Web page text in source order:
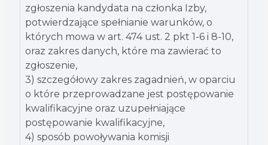
zgłoszenia kandydata na członka Izby,
potwierdzające spełnianie warunków, o
których mowa w art. 474 ust. 2 pkt 1-6 i 8-10,
oraz zakres danych, które ma zawierać to
zgłoszenie,
3) szczegółowy zakres zagadnień, w oparciu
o które przeprowadzane jest postępowanie
kwalifikacyjne oraz uzupełniające
postępowanie kwalifikacyjne,
4) sposób powoływania komisji